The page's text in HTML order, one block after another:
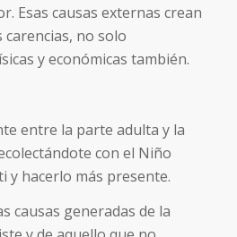
Esas causas externas crean
no solo
y económicas también.
entre la parte adulta y la
con el Niño
y hacerlo más presente.
causas generadas de la